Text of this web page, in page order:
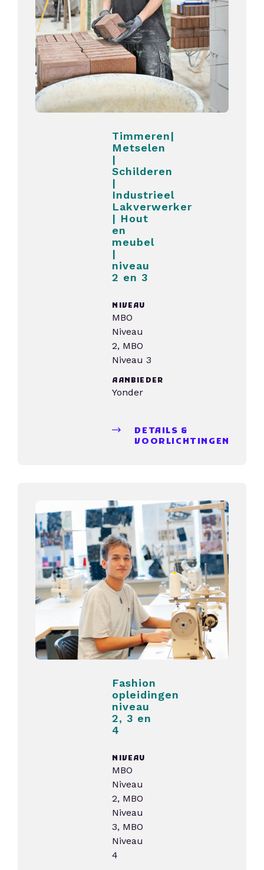
Timmeren|
Metselen
|
Schilderen
|
Industrieel
Lakverwerker
| Hout
en
meubel
|
niveau
2 en 3
NIVEAU
MBO
Niveau
2, MBO
Niveau 3
AANBIEDER
Yonder
DETAILS &
VOORLICHTINGEN
Fashion
opleidingen
niveau
2, 3 en
4
NIVEAU
MBO
Niveau
2, MBO
Niveau
3, MBO
Niveau
4